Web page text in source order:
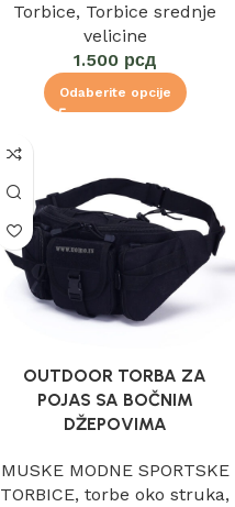
Torbice, Torbice srednje
velicine
1.500 рсд
Odaberite opcije
OUTDOOR TORBA ZA
POJAS SA BOČNIM
DŽEPOVIMA
MUSKE MODNE SPORTSKE
TORBICE, torbe oko struka,